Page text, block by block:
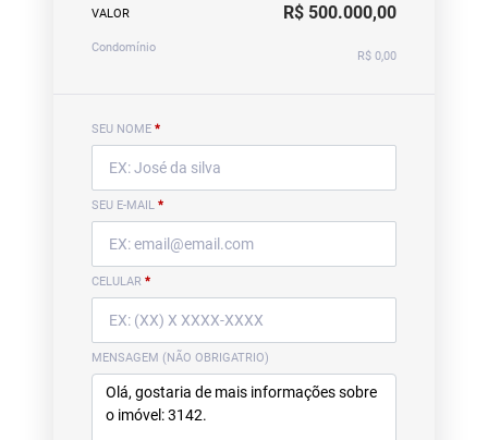
VALOR R$ 500.000,00
Condomínio
R$ 0,00
SEU NOME *
SEU E-MAIL *
CELULAR *
MENSAGEM (NÃO OBRIGATRIO)